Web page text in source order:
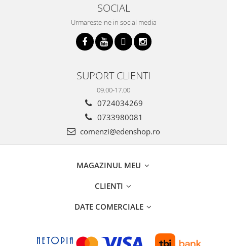
SOCIAL
Urmareste-ne in social media
SUPORT CLIENTI
09.00-17.00
0724034269
0733980081
comenzi@edenshop.ro
MAGAZINUL MEU
CLIENTI
DATE COMERCIALE